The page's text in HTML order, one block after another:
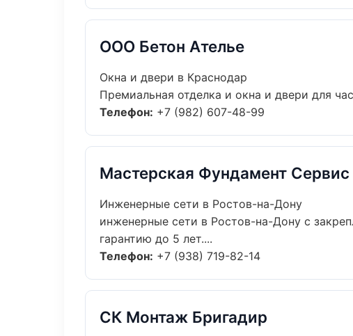
ООО Бетон Ателье
Окна и двери в Краснодар
Премиальная отделка и окна и двери для
Телефон: +7 (982) 607-48-99
Мастерская Фундамент Сервис
Инженерные сети в Ростов-на-Дону
инженерные сети в Ростов-на-Дону с
гарантию до 5 лет....
Телефон: +7 (938) 719-82-14
СК Монтаж Бригадир